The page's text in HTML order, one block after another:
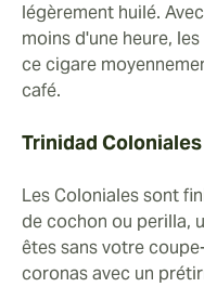
légèrement huilé.
moins d'une heure,
ce cigare
café.
Trinidad Coloniales
Les Coloniales sont
de cochon ou perilla,
êtes sans votre
coronas avec un